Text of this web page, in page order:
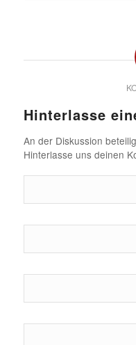
Hinterlasse
An der Diskussion
Hinterlasse uns deinen